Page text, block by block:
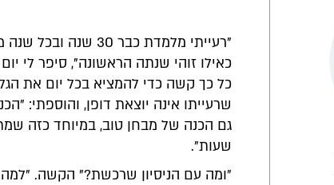
"רעייתי מלמדת כבר
כאילו זוהי שנתה הראשונה", סיפר לי
כל כך קשה כדי להמציא בכל יום את
שרעייתו אינה יוצאת דופן, והוספתי:
שעות".
"ומה עם הניסיון שרכשת?" הקשה.